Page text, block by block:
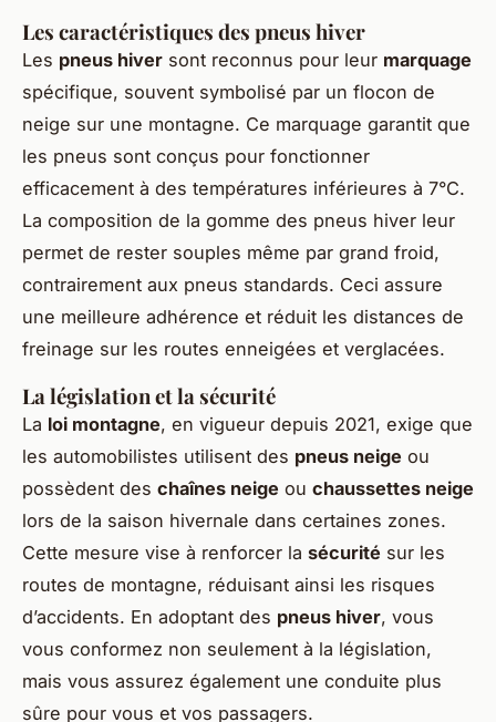
Les caractéristiques des pneus hiver
Les pneus hiver sont reconnus pour leur marquage
spécifique, souvent symbolisé par un flocon de
neige sur une montagne. Ce marquage garantit que
les pneus sont conçus pour fonctionner
efficacement à des températures inférieures à 7°C.
La composition de la gomme des pneus hiver leur
permet de rester souples même par grand froid,
contrairement aux pneus standards. Ceci assure
une meilleure adhérence et réduit les distances de
freinage sur les routes enneigées et verglacées.
La législation et la sécurité
La loi montagne, en vigueur depuis 2021, exige que
les automobilistes utilisent des pneus neige ou
possèdent des chaînes neige ou chaussettes neige
lors de la saison hivernale dans certaines zones.
Cette mesure vise à renforcer la sécurité sur les
routes de montagne, réduisant ainsi les risques
d’accidents. En adoptant des pneus hiver, vous
vous conformez non seulement à la législation,
mais vous assurez également une conduite plus
sûre pour vous et vos passagers.